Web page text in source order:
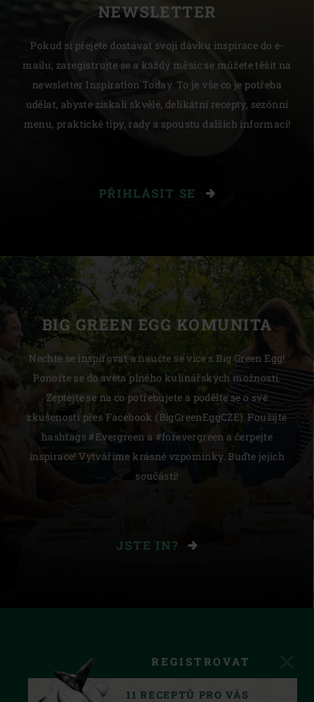
NEWSLETTER
Pokud si přejete dostávat svoji dávku inspirace do e-
mailu, zaregistrujte se a každý měsíc se můžete těšit na
newsletter Inspiration Today. To je vše co je potřeba
udělat, abyste získali skvělé, delikátní recepty, sezónní
menu, praktické tipy, rady a spoustu dalších informací!
PŘIHLÁSIT SE
BIG GREEN EGG KOMUNITA
Nechte se inspirovat a naučte se více s Big Green Egg!
Ponořte se do světa plného kulinářských možností.
Zeptejte se na co potřebujete a podělte se o své
zkušenosti přes Facebook (BigGreenEggCZE). Použijte
hashtags #Evergreen a #forevergreen a čerpejte
inspirace! Vytváříme krásné vzpomínky. Buďte jejich
součástí!
JSTE IN?
REGISTROVAT
11 RECEPTŮ PRO VÁS